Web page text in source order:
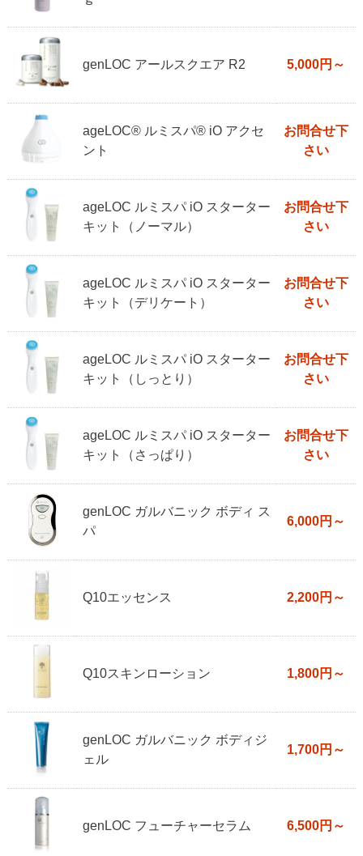
genLOC アールスクエア R2 5,000円～
ageLOC® ルミスパ® iO アクセ
ント
お問合せ下
さい
ageLOC ルミスパ iO スターター
キット（ノーマル）
お問合せ下
さい
ageLOC ルミスパ iO スターター
キット（デリケート）
お問合せ下
さい
ageLOC ルミスパ iO スターター
キット（しっとり）
お問合せ下
さい
ageLOC ルミスパ iO スターター
キット（さっぱり）
お問合せ下
さい
genLOC ガルバニック ボディ ス
パ
6,000円～
Q10エッセンス 2,200円～
Q10スキンローション 1,800円～
genLOC ガルバニック ボディジ
ェル
1,700円～
genLOC フューチャーセラム 6,500円～